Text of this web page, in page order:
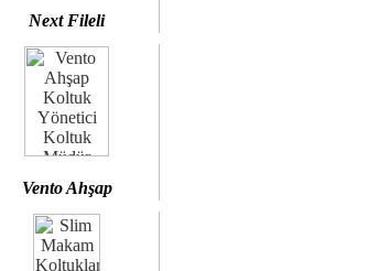
Next Fileli
Vento Ahşap